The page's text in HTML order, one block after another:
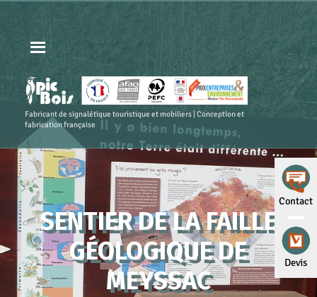
Contact
Devis
Fabricant de signalétique touristique et mobiliers | Conception et
fabrication française
SENTIER DE LA FAILLE
GÉOLOGIQUE DE
MEYSSAC